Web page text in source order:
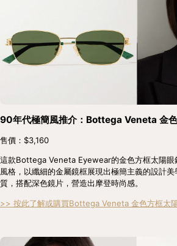
90年代極簡風推介：Bottega Veneta 金
售價：$3,160
這款Bottega Veneta Eyewear的金色方框太陽眼
風格，以纖細的金屬鏡框展現出極簡主義的設計
質，搭配深色鏡片，營造出摩登時尚感。
>> 按此了解或購買Bottega Veneta 金色方框太